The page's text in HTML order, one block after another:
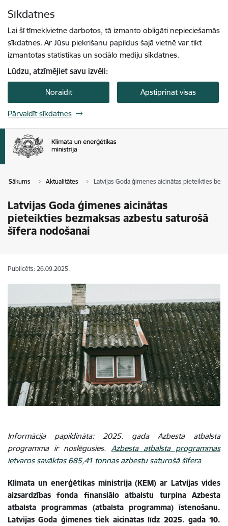
Sīkdatnes
Lai šī tīmekļvietne darbotos, tā izmanto obligāti nepieciešamās
sīkdatnes. Ar Jūsu piekrišanu papildus šajā vietnē var tikt
izmantotas statistikas un sociālo mediju sīkdatnes.
Lūdzu, atzīmējiet savu izvēli:
Noraidīt Apstiprināt visas
Pārvaldīt sīkdatnes
Sākums Aktualitātes Latvijas Goda ģimenes aicinātas pieteikties
Latvijas Goda ģimenes aicinātas
pieteikties bezmaksas azbestu saturošā
šīfera nodošanai
Publicēts: 26.09.2025.
Informācija papildināta: 2025. gada Azbesta atbalsta
programma ir noslēgusies. Azbesta atbalsta programmas
ietvaros savāktas 685,41 tonnas azbestu saturošā šīfera
Klimata un enerģētikas ministrija (KEM) ar Latvijas vides
aizsardzības fonda finansiālo atbalstu turpina Azbesta
atbalsta programmas (atbalsta programma) īstenošanu.
Latvijas Goda ģimenes tiek aicinātas līdz 2025. gada 10.